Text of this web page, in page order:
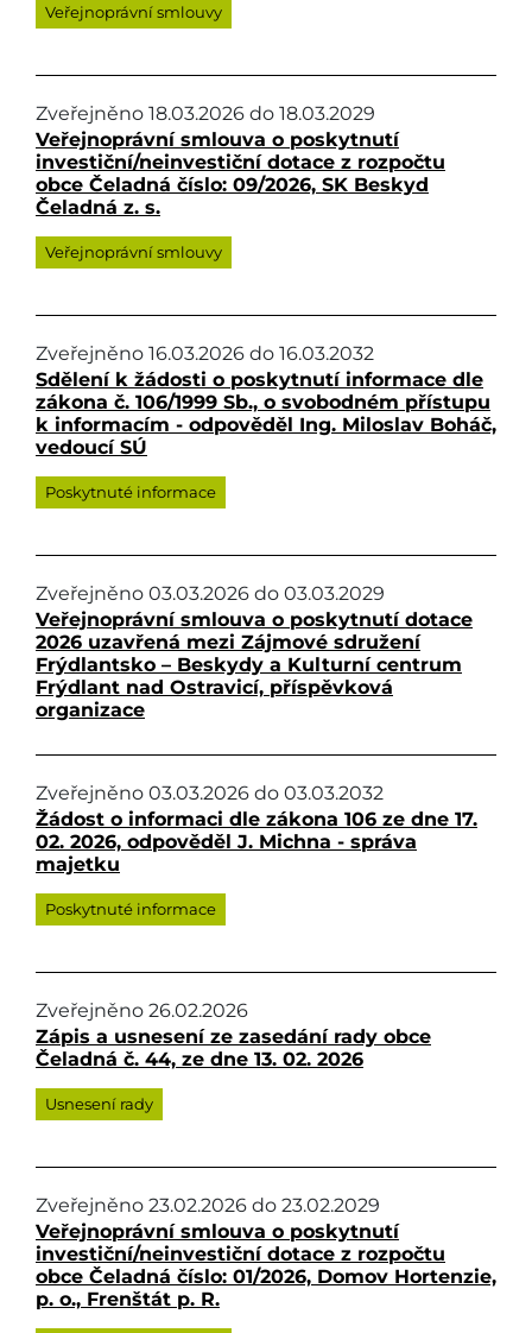
Veřejnoprávní smlouvy
Zveřejněno 18.03.2026 do 18.03.2029
Veřejnoprávní smlouva o poskytnutí
investiční/neinvestiční dotace z rozpočtu
obce Čeladná číslo: 09/2026, SK Beskyd
Čeladná z. s.
Veřejnoprávní smlouvy
Zveřejněno 16.03.2026 do 16.03.2032
Sdělení k žádosti o poskytnutí informace dle
zákona č. 106/1999 Sb., o svobodném přístupu
k informacím - odpověděl Ing. Miloslav Boháč,
vedoucí SÚ
Poskytnuté informace
Zveřejněno 03.03.2026 do 03.03.2029
Veřejnoprávní smlouva o poskytnutí dotace
2026 uzavřená mezi Zájmové sdružení
Frýdlantsko – Beskydy a Kulturní centrum
Frýdlant nad Ostravicí, příspěvková
organizace
Zveřejněno 03.03.2026 do 03.03.2032
Žádost o informaci dle zákona 106 ze dne 17.
02. 2026, odpověděl J. Michna - správa
majetku
Poskytnuté informace
Zveřejněno 26.02.2026
Zápis a usnesení ze zasedání rady obce
Čeladná č. 44, ze dne 13. 02. 2026
Usnesení rady
Zveřejněno 23.02.2026 do 23.02.2029
Veřejnoprávní smlouva o poskytnutí
investiční/neinvestiční dotace z rozpočtu
obce Čeladná číslo: 01/2026, Domov Hortenzie,
p. o., Frenštát p. R.